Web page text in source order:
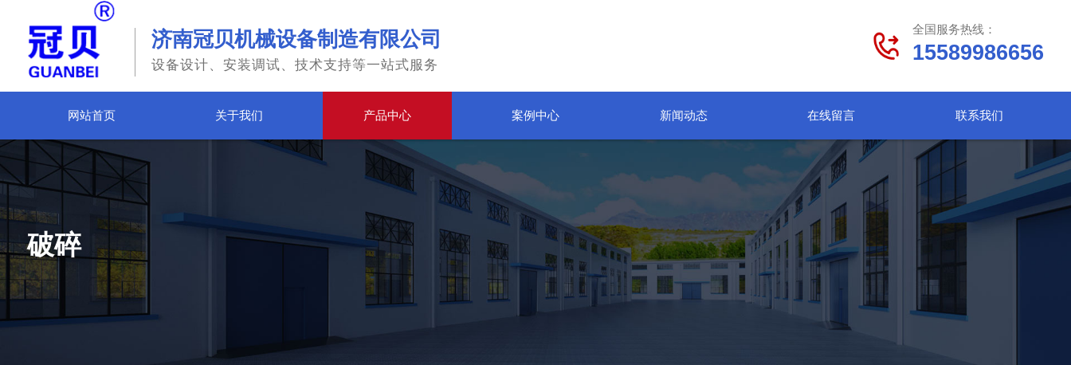
济南冠贝机械设备制造有限公司
设备设计、安装调试、技术支持等一站式服务
全国服务热线：
15589986656
网站首页 关于我们 产品中心 案例中心 新闻动态 在线留言 联系我们
破碎